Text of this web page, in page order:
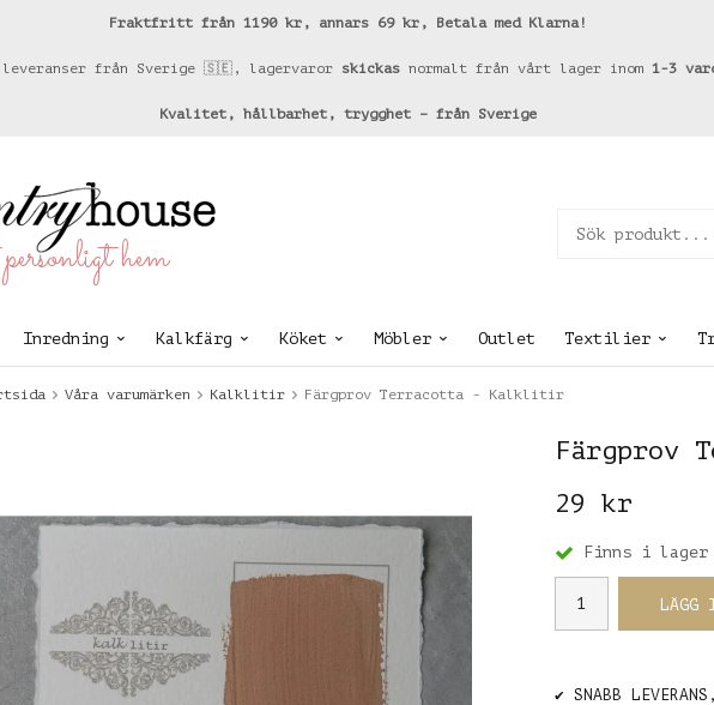
Fraktfritt från 1190 kr, annars 69 kr, Betala med Klarna!
leveranser från Sverige 🇸🇪, lagervaror skickas normalt från vårt lager inom 1-3
Kvalitet, hållbarhet, trygghet – från Sverige
hem
Inredning Kalkfärg Köket Möbler Outlet Textilier
Våra varumärken Kalklitir Färgprov Terracotta - Kalklitir
29 kr
Finns i lager
LÄGG
✔️ SNABB LEVERANS,